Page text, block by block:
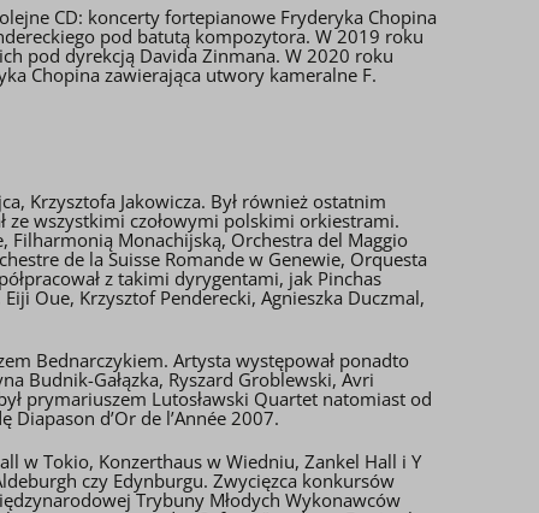
CD: koncerty fortepianowe Fryderyka Chopina
pod batutą kompozytora. W 2019 roku
pod dyrekcją Davida Zinmana. W 2020 roku
Chopina zawierająca utwory kameralne F.
Krzysztofa Jakowicza. Był również ostatnim
ze wszystkimi czołowymi polskimi orkiestrami.
Monachijską, Orchestra del Maggio
de la Suisse Romande w Genewie, Orquesta
z takimi dyrygentami, jak Pinchas
Oue, Krzysztof Penderecki, Agnieszka Duczmal,
Bednarczykiem. Artysta występował ponadto
Budnik-Gałązka, Ryszard Groblewski, Avri
prymariuszem Lutosławski Quartet natomiast od
d’Or de l’Année 2007.
w Tokio, Konzerthaus w Wiedniu, Zankel Hall i Y
czy Edynburgu. Zwycięzca konkursów
Trybuny Młodych Wykonawców